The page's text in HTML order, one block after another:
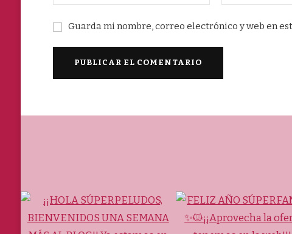
Guarda mi nombre, correo electrónico y web en